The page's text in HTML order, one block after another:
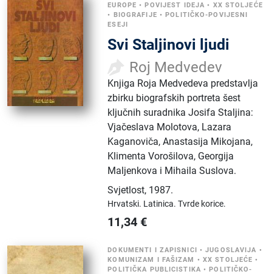
EUROPE •POVIJEST IDEJA • XX STOLJEĆE
• BIOGRAFIJE •POLITIČKO-POVIJESNI
ESEJI
Svi Staljinovi ljudi
Roj Medvedev
Knjiga Roja Medvedeva predstavlja
zbirku biografskih portreta šest
ključnih suradnika Josifa Staljina:
Vjačeslava Molotova, Lazara
Kaganoviča, Anastasija Mikojana,
Klimenta Vorošilova, Georgija
Maljenkova i Mihaila Suslova.
Svjetlost, 1987.
Hrvatski. Latinica.Tvrde korice.
11,34 €
DOKUMENTI I ZAPISNICI •JUGOSLAVIJA •
KOMUNIZAM I FAŠIZAM • XX STOLJEĆE •
POLITIČKA PUBLICISTIKA •POLITIČKO-